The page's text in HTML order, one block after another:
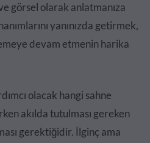
görsel olarak anlatmanıza
yanınızda getirmek,
devam etmenin harika
olacak hangi sahne
akılda tutulması gereken
gerektiğidir. İlginç ama